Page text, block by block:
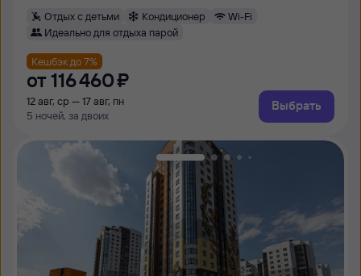
Отдых с детьми Кондиционер
Wi-Fi
Идеально для отдыха парой
Кешбэк до 7%
от 116 ⁠460 ⁠₽
12 авг, ср — 17 авг, пн
5 ночей, за двоих
Выбрать